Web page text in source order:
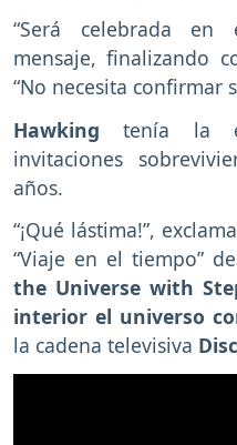
“Será celebrada en
mensaje, finalizando
“No necesita confirmar
Hawkingtenía la
invitaciones
años.
“¡Qué lástima!”,
“Viaje en el tiempo”
the Universe with
interior el universo
la cadena televisiva